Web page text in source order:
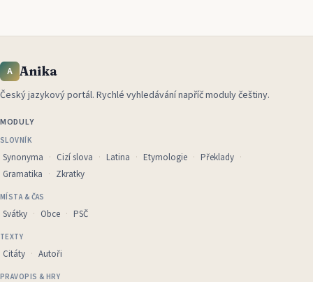
A Anika
Český jazykový portál. Rychlé vyhledávání napříč moduly češtiny.
MODULY
SLOVNÍK
Synonyma Cizí slova Latina Etymologie
Překlady
Gramatika
Zkratky
MÍSTA & ČAS
Svátky Obce PSČ
TEXTY
Citáty Autoři
PRAVOPIS & HRY